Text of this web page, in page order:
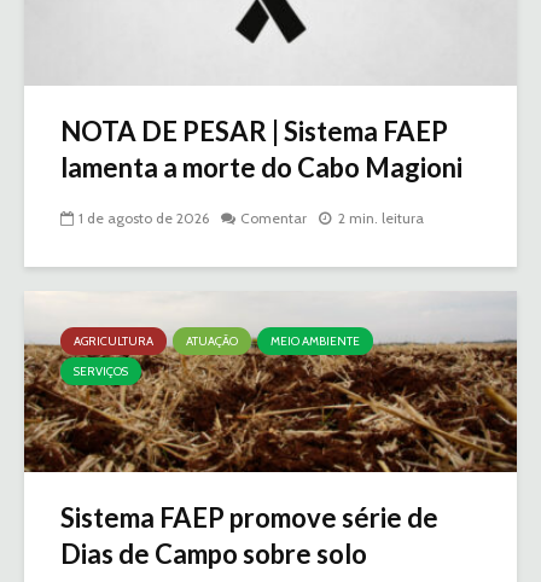
NOTA DE PESAR | Sistema FAEP
lamenta a morte do Cabo Magioni
1 de agosto de 2026 Comentar 2 min. leitura
AGRICULTURA ATUAÇÃO
MEIO AMBIENTE
SERVIÇOS
Sistema FAEP promove série de
Dias de Campo sobre solo